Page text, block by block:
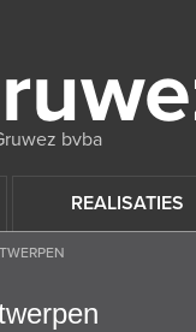
bvba
REALISATIES